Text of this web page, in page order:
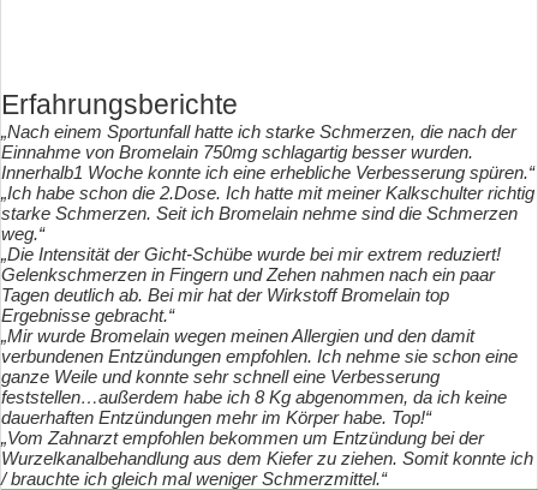
Erfahrungsberichte
„Nach einem Sportunfall hatte ich starke Schmerzen, die nach der
Einnahme von Bromelain 750mg schlagartig besser wurden.
Innerhalb1 Woche konnte ich eine erhebliche Verbesserung spüren.“
„Ich habe schon die 2.Dose. Ich hatte mit meiner Kalkschulter richtig
starke Schmerzen. Seit ich Bromelain nehme sind die Schmerzen
weg.“
„Die Intensität der Gicht-Schübe wurde bei mir extrem reduziert!
Gelenkschmerzen in Fingern und Zehen nahmen nach ein paar
Tagen deutlich ab. Bei mir hat der Wirkstoff Bromelain top
Ergebnisse gebracht.“
„Mir wurde Bromelain wegen meinen Allergien und den damit
verbundenen Entzündungen empfohlen. Ich nehme sie schon eine
ganze Weile und konnte sehr schnell eine Verbesserung
feststellen…außerdem habe ich 8 Kg abgenommen, da ich keine
dauerhaften Entzündungen mehr im Körper habe. Top!“
„Vom Zahnarzt empfohlen bekommen um Entzündung bei der
Wurzelkanalbehandlung aus dem Kiefer zu ziehen. Somit konnte ich
/ brauchte ich gleich mal weniger Schmerzmittel.“